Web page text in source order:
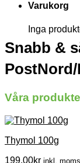
Varukorg
Inga
Snabb &
Våra
Thymol 100g
199,00kr inkl. moms